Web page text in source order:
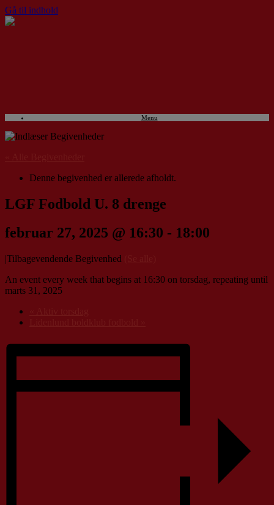
Gå til indhold
Menu
Denne begivenhed er allerede afholdt.
LGF Fodbold U. 8 drenge
februar 27, 2025 @ 16:30 - 18:00
|Tilbagevendende Begivenhed
An event every week that begins at 16:30 on torsdag, repeating until
marts 31, 2025